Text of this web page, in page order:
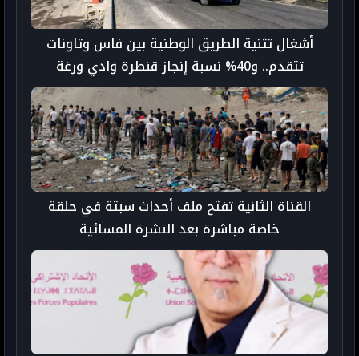
أشغال تثنية الطريق الوطنية بين فاس وتاونات
تتقدم.. و40% نسبة إنجاز قنطرة وادي ورغة
القناة الثانية تفتح ملف أحداث سبتة في حلقة
خاصة مباشرة بعد النشرة المسائية